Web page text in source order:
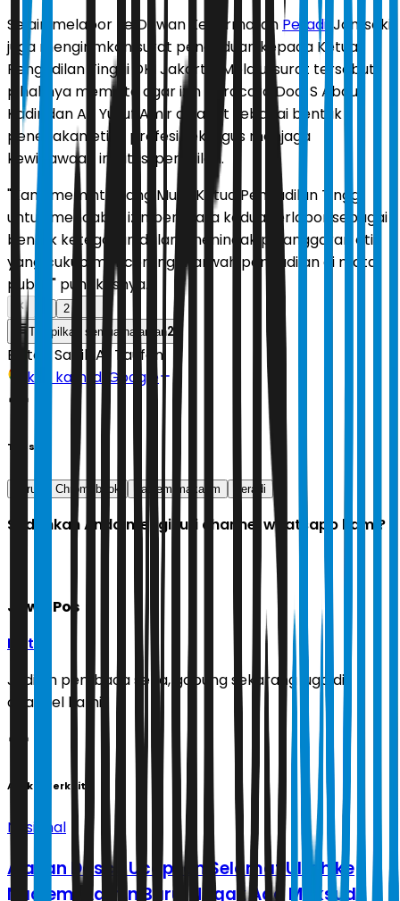
Selain melapor ke Dewan Kehormatan Peradi , Jamsaki
juga mengirimkan surat pengaduan kepada Ketua
Pengadilan Tinggi DKI Jakarta. Melalui surat tersebut,
pihaknya meminta agar izin beracara Dodi S Abdul
Kadir dan Ari Yusuf Amir dicabut sebagai bentuk
penegakan etika profesi sekaligus menjaga
kewibawaan institusi peradilan.
"Kami meminta Yang Mulia Ketua Pengadilan Tinggi
untuk mencabut izin beracara kedua terlapor sebagai
bentuk ketegasan dalam menindak pelanggaran etik
yang cukup mencoreng marwah pengadilan di mata
publik," pungkasnya.
2
Tampilkan semua halaman2
Editor: Sabik Aji Taufan
Ikuti kami di Google
Tags
korupsi Chromebook nadiem makarim peradi
Sudahkah Anda mengikuti channel whatsapp kami?
Jawa Pos
Ikuti
Jadilah pembaca setia, gabung sekarang juga di
channel kami!
Artikel Terkait
Nasional
Alasan Dasco Ucapkan Selamat Ultah ke
Nadiem: Admin Baru, Nggak Ada Maksud